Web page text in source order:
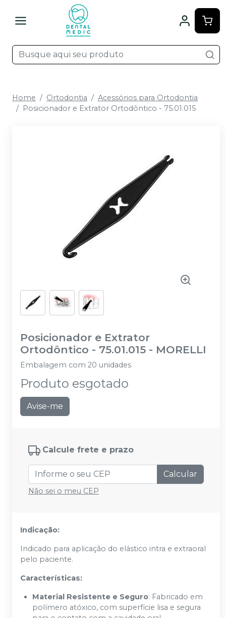
Home Ortodontia
Acessórios para Ortodontia
Posicionador e Extrator Ortodôntico - 75.01.015
Posicionador e Extrator
Ortodôntico - 75.01.015 - MORELLI
Embalagem com 20 unidades
Produto esgotado
Avise-me
Calcule frete e prazo
Calcular
Não sei o meu CEP
Indicação:
Indicado para aplicação do elástico intra e extraoral
pelo paciente.
Características:
Material Resistente e Seguro: Fabricado em
polímero atóxico, com superfície lisa e segura